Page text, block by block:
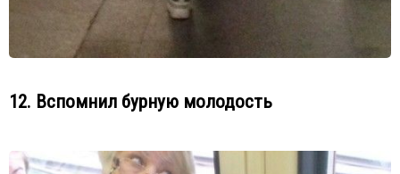
12. Вспомнил бурную молодость